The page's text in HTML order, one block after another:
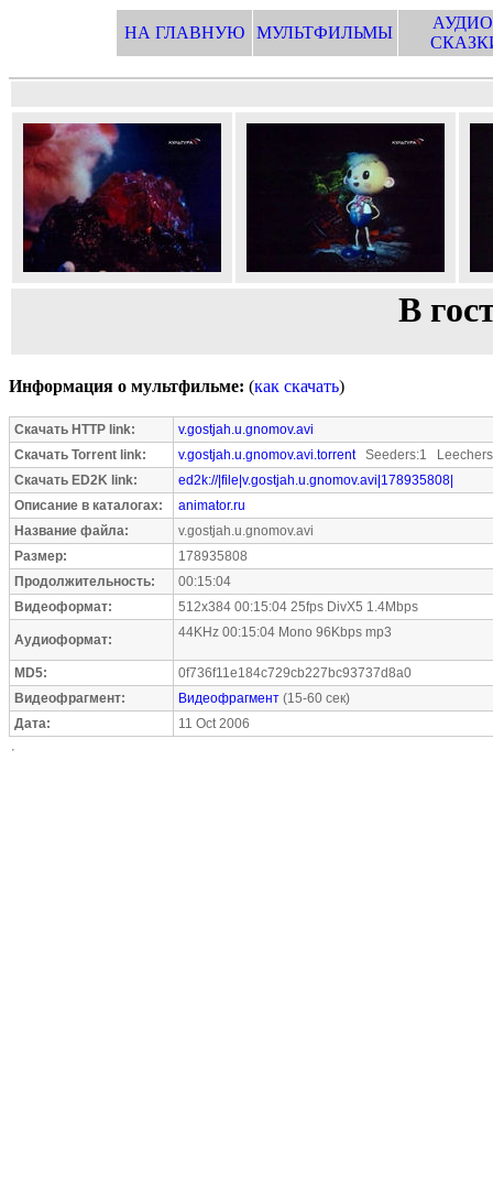
НА ГЛАВНУЮ МУЛЬТФИЛЬМЫ
В
Информация о мультфильме: (как скачать)
Скачать HTTP link:
v.gostjah.u.gnomov.avi
Скачать Torrent link:
v.gostjah.u.gnomov.avi.torrentSeeders:1
Скачать ED2K link:
ed2k://|file|v.gostjah.u.gnomov.avi|178935808|
Описание в каталогах:
animator.ru
Название файла:
v.gostjah.u.gnomov.avi
Размер:
178935808
Продолжительность:
00:15:04
Видеоформат:
512x384 00:15:04 25fps DivX5 1.4Mbps
Аудиоформат: 44KHz 00:15:04 Mono 96Kbps mp3
MD5:
0f736f11e184c729cb227bc93737d8a0
Видеофрагмент:
Видеофрагмент (15-60 сек)
Дата:
11 Oct 2006